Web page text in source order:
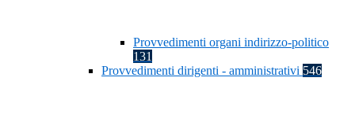
Provvedimenti organi indirizzo-politico
131
Provvedimenti dirigenti - amministrativi 546